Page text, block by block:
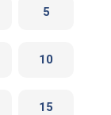
5
10
15